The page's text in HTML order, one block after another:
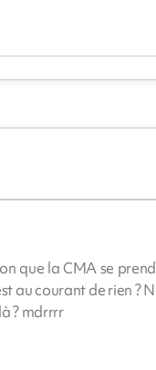
que la CMA se
au courant de rien ?
? mdrrrr